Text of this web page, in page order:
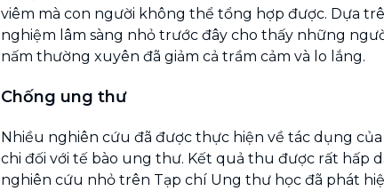
viêm mà con người không thể tổng hợp được. Dựa
nghiệm lâm sàng nhỏ trước đây cho thấy những
nấm thường xuyên đã giảm cả trầm cảm và lo lắng.
Chống ung thư
Nhiều nghiên cứu đã được thực hiện về tác dụng
chi đối với tế bào ung thư. Kết quả thu được rất hấp
nghiên cứu nhỏ trên Tạp chí Ung thư học đã phát